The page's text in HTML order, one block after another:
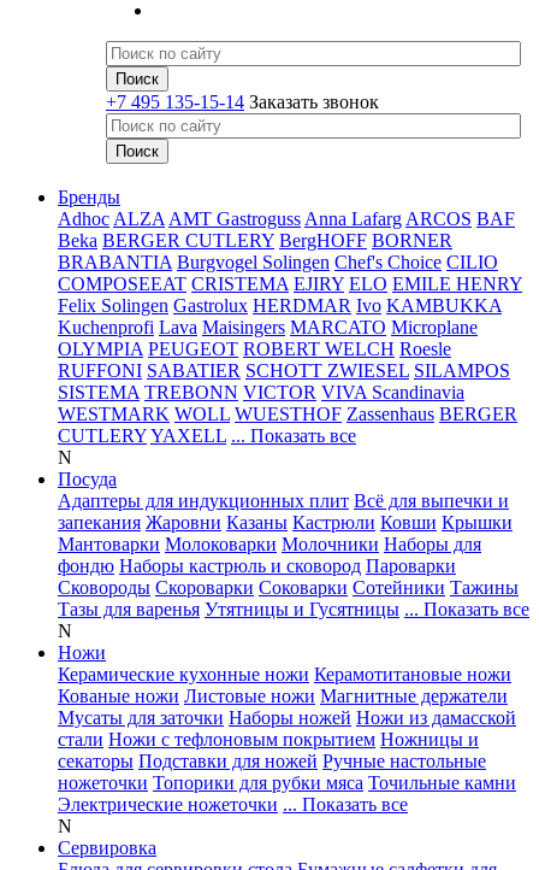
+7 495 135-15-14 Заказать звонок
Бренды
Adhoc ALZA AMT Gastroguss Anna Lafarg ARCOS BAF
Beka BERGER CUTLERY BergHOFF BORNER
BRABANTIA Burgvogel Solingen Chef's Choice CILIO
COMPOSEEAT CRISTEMA EJIRY ELO EMILE HENRY
Felix Solingen Gastrolux HERDMAR Ivo KAMBUKKA
Kuchenprofi Lava Maisingers MARCATO Microplane
OLYMPIA PEUGEOT ROBERT WELCH Roesle
RUFFONI SABATIER SCHOTT ZWIESEL SILAMPOS
SISTEMA TREBONN VICTOR VIVA Scandinavia
WESTMARK WOLL WUESTHOF Zassenhaus BERGER
CUTLERYYAXELL ... Показать все
N
Посуда
Адаптеры для индукционных плит Всё для выпечки и
запекания Жаровни Казаны Кастрюли Ковши Крышки
Мантоварки Молоковарки Молочники Наборы для
фондю Наборы кастрюль и сковород Пароварки
Сковороды Скороварки Соковарки Сотейники Тажины
Тазы для варенья Утятницы и Гусятницы ... Показать все
N
Ножи
Керамические кухонные ножи Керамотитановые ножи
Кованые ножи Листовые ножи Магнитные держатели
Мусаты для заточки Наборы ножей Ножи из дамасской
стали Ножи с тефлоновым покрытием Ножницы и
секаторы Подставки для ножей Ручные настольные
ножеточки Топорики для рубки мяса Точильные камни
Электрические ножеточки ... Показать все
N
Сервировка